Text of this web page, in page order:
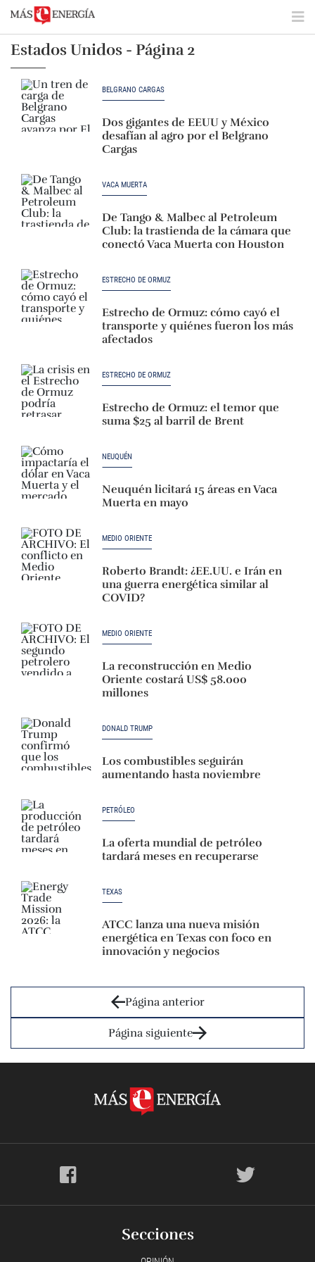
Estados Unidos - Página 2
BELGRANO CARGAS
Dos gigantes de EEUU y México
desafían al agro por el Belgrano
Cargas
VACA MUERTA
De Tango & Malbec al Petroleum
Club: la trastienda de la cámara que
conectó Vaca Muerta con Houston
ESTRECHO DE ORMUZ
Estrecho de Ormuz: cómo cayó el
transporte y quiénes fueron los más
afectados
ESTRECHO DE ORMUZ
Estrecho de Ormuz: el temor que
suma $25 al barril de Brent
NEUQUÉN
Neuquén licitará 15 áreas en Vaca
Muerta en mayo
MEDIO ORIENTE
Roberto Brandt: ¿EE.UU. e Irán en
una guerra energética similar al
COVID?
MEDIO ORIENTE
La reconstrucción en Medio
Oriente costará US$ 58.000
millones
DONALD TRUMP
Los combustibles seguirán
aumentando hasta noviembre
PETRÓLEO
La oferta mundial de petróleo
tardará meses en recuperarse
TEXAS
ATCC lanza una nueva misión
energética en Texas con foco en
innovación y negocios
Página anterior
Página siguiente
Secciones